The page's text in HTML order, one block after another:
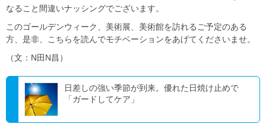
なること間違いナッシングでございます。
このゴールデンウィーク、美術展、美術館を訪れるご予定のある
方、是非、こちらを読んでモチベーションをあげてくださいませ。
（文：N田N昌）
日差しの強い季節が到来。優れた日焼け止めで
「ガードしてケア」